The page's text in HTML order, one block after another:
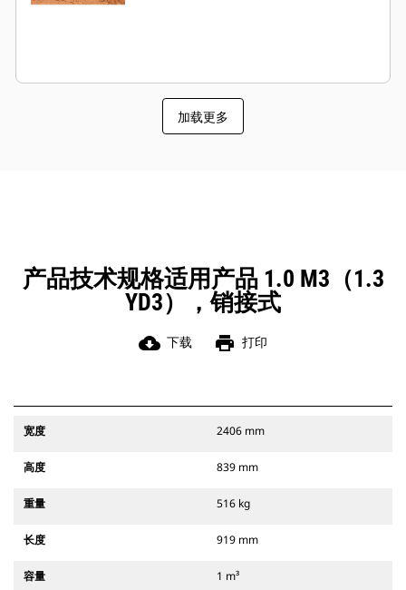
加载更多
产品技术规格适用产品 1.0 M3（1.3
YD3），销接式
cloud_download 下载 print 打印
宽度 2406 mm
高度 839 mm
重量 516 kg
长度 919 mm
容量 1 m³